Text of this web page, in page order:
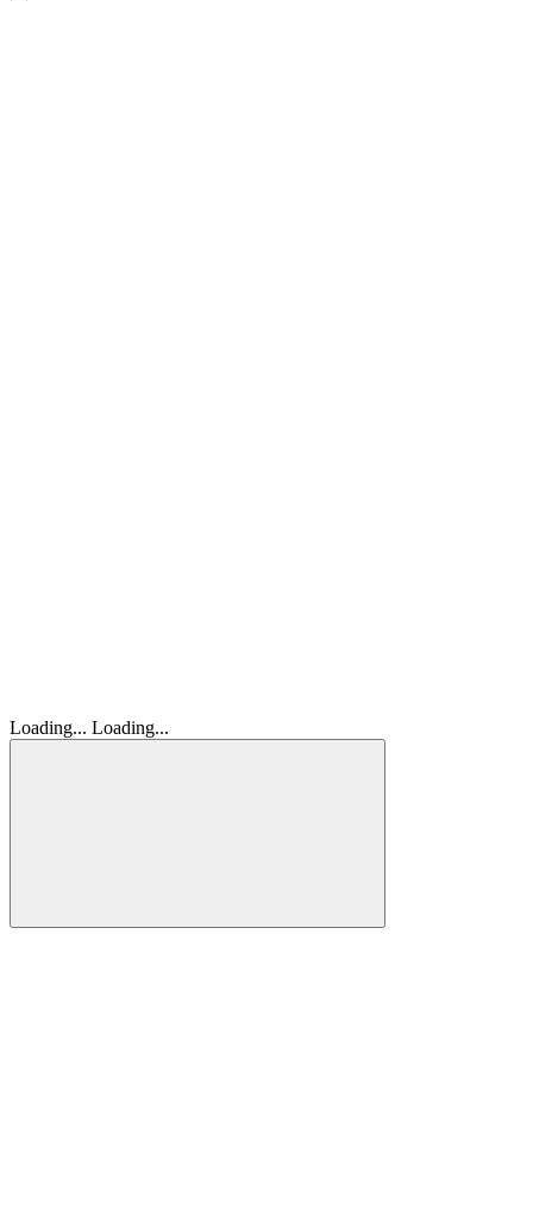
Loading... Loading...